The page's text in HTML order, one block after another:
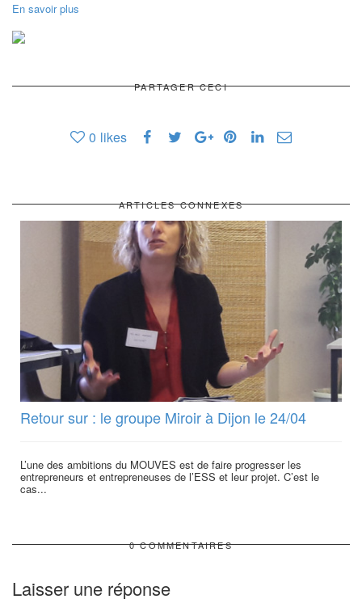
En savoir plus
PARTAGER CECI
0 likes
ARTICLES CONNEXES
Retour sur : le groupe Miroir à Dijon le 24/04
L’une des ambitions du MOUVES est de faire progresser les
entrepreneurs et entrepreneuses de l’ESS et leur projet. C’est le
cas...
0 COMMENTAIRES
Laisser une réponse